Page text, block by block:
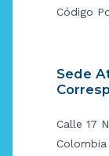
Código
Sede
Calle 17
Colombia